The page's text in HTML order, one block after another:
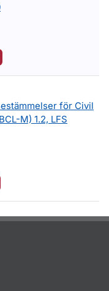
för Civil
M) 1.2, LFS